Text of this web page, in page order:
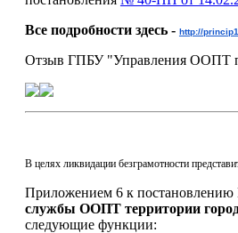
Все подробности здесь - http://
Отзыв ГПБУ "Управления ООПТ
В целях ликвидации безграмотности
Приложением 6 к
службы ООПТ территории
следующие функции: